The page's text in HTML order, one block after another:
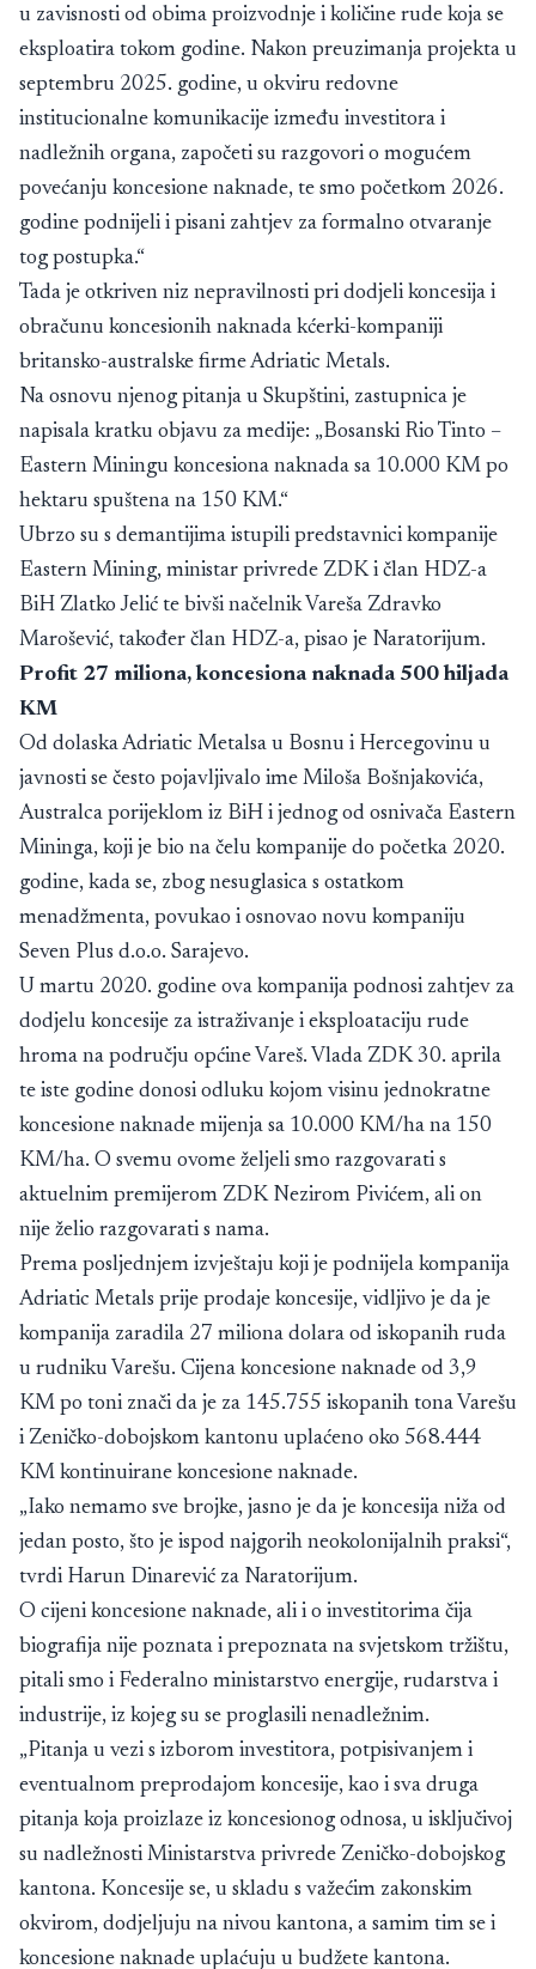
u zavisnosti od obima proizvodnje i količine rude koja se
eksploatira tokom godine. Nakon preuzimanja projekta u
septembru 2025. godine, u okviru redovne
institucionalne komunikacije između investitora i
nadležnih organa, započeti su razgovori o mogućem
povećanju koncesione naknade, te smo početkom 2026.
godine podnijeli i pisani zahtjev za formalno otvaranje
tog postupka.“
Tada je otkriven niz nepravilnosti pri dodjeli koncesija i
obračunu koncesionih naknada kćerki-kompaniji
britansko-australske firme Adriatic Metals.
Na osnovu njenog pitanja u Skupštini, zastupnica je
napisala kratku objavu za medije: „Bosanski Rio Tinto –
Eastern Miningu koncesiona naknada sa 10.000 KM po
hektaru spuštena na 150 KM.“
Ubrzo su s demantijima istupili predstavnici kompanije
Eastern Mining, ministar privrede ZDK i član HDZ-a
BiH Zlatko Jelić te bivši načelnik Vareša Zdravko
Marošević, također član HDZ-a, pisao je Naratorijum.
Profit 27 miliona, koncesiona naknada 500 hiljada
KM
Od dolaska Adriatic Metalsa u Bosnu i Hercegovinu u
javnosti se često pojavljivalo ime Miloša Bošnjakovića,
Australca porijeklom iz BiH i jednog od osnivača Eastern
Mininga, koji je bio na čelu kompanije do početka 2020.
godine, kada se, zbog nesuglasica s ostatkom
menadžmenta, povukao i osnovao novu kompaniju
Seven Plus d.o.o. Sarajevo.
U martu 2020. godine ova kompanija podnosi zahtjev za
dodjelu koncesije za istraživanje i eksploataciju rude
hroma na području općine Vareš. Vlada ZDK 30. aprila
te iste godine donosi odluku kojom visinu jednokratne
koncesione naknade mijenja sa 10.000 KM/ha na 150
KM/ha. O svemu ovome željeli smo razgovarati s
aktuelnim premijerom ZDK Nezirom Pivićem, ali on
nije želio razgovarati s nama.
Prema posljednjem izvještaju koji je podnijela kompanija
Adriatic Metals prije prodaje koncesije, vidljivo je da je
kompanija zaradila 27 miliona dolara od iskopanih ruda
u rudniku Varešu. Cijena koncesione naknade od 3,9
KM po toni znači da je za 145.755 iskopanih tona Varešu
i Zeničko-dobojskom kantonu uplaćeno oko 568.444
KM kontinuirane koncesione naknade.
„Iako nemamo sve brojke, jasno je da je koncesija niža od
jedan posto, što je ispod najgorih neokolonijalnih praksi“,
tvrdi Harun Dinarević za Naratorijum.
O cijeni koncesione naknade, ali i o investitorima čija
biografija nije poznata i prepoznata na svjetskom tržištu,
pitali smo i Federalno ministarstvo energije, rudarstva i
industrije, iz kojeg su se proglasili nenadležnim.
„Pitanja u vezi s izborom investitora, potpisivanjem i
eventualnom preprodajom koncesije, kao i sva druga
pitanja koja proizlaze iz koncesionog odnosa, u isključivoj
su nadležnosti Ministarstva privrede Zeničko-dobojskog
kantona. Koncesije se, u skladu s važećim zakonskim
okvirom, dodjeljuju na nivou kantona, a samim tim se i
koncesione naknade uplaćuju u budžete kantona.